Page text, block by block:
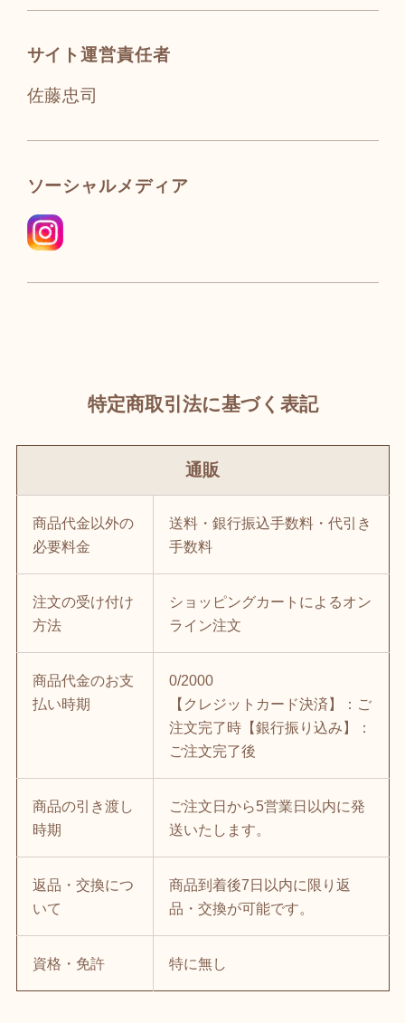
サイト運営責任者
佐藤忠司
ソーシャルメディア
特定商取引法に基づく表記
通販
商品代金以外の
必要料金
送料・銀行振込手数料・代引き
手数料
注文の受け付け
方法
ショッピングカートによるオン
ライン注文
商品代金のお支
払い時期
0/2000
【クレジットカード決済】：ご
注文完了時【銀行振り込み】：
ご注文完了後
商品の引き渡し
時期
ご注文日から5営業日以内に発
送いたします。
返品・交換につ
いて
商品到着後7日以内に限り返
品・交換が可能です。
資格・免許 特に無し